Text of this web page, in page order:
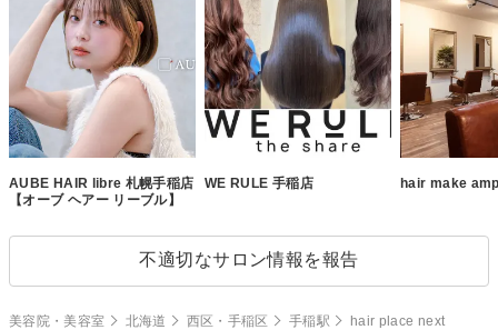
AUBE HAIR libre 札幌手稲店
【オーブ ヘアー リーブル】
WE RULE 手稲店 hair make
不適切なサロン情報を報告
美容院・美容室 北海道 西区・手稲区 手稲駅 hair place next